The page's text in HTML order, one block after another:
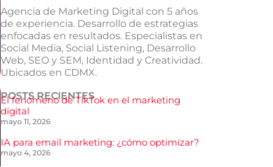
Agencia de Marketing Digital con 5 años
de experiencia. Desarrollo de estrategias
enfocadas en resultados. Especialistas en
Social Media, Social Listening, Desarrollo
Web, SEO y SEM, Identidad y Creatividad.
Ubicados en CDMX.
POSTS RECIENTES
El fenómeno de TikTok en el marketing
digital
mayo 11, 2026
IA para email marketing: ¿cómo optimizar?
mayo 4, 2026